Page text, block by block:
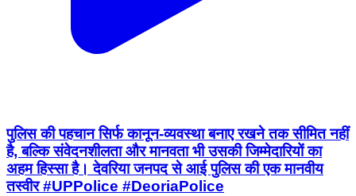
पुलिस की पहचान सिर्फ कानून-व्यवस्था बनाए रखने तक सीमित नहीं
है, बल्कि संवेदनशीलता और मानवता भी उसकी जिम्मेदारियों का
अहम हिस्सा है। देवरिया जनपद से आई पुलिस की एक मानवीय
तस्वीर #UPPolice #DeoriaPolice